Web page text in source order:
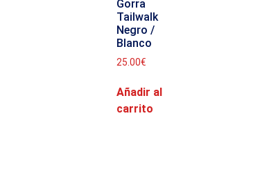
Gorra
Tailwalk
Negro /
Blanco
25.00€
Añadir al
carrito